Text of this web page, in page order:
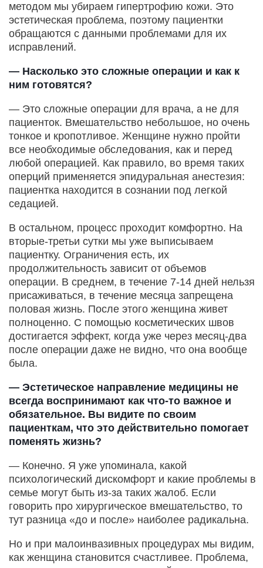
методом мы убираем гипертрофию кожи. Это
эстетическая проблема, поэтому пациентки
обращаются с данными проблемами для их
исправлений.
— Насколько это сложные операции и как к
ним готовятся?
— Это сложные операции для врача, а не для
пациенток. Вмешательство небольшое, но очень
тонкое и кропотливое. Женщине нужно пройти
все необходимые обследования, как и перед
любой операцией. Как правило, во время таких
оперций применяется эпидуральная анестезия:
пациентка находится в сознании под легкой
седацией.
В остальном, процесс проходит комфортно. На
вторые-третьи сутки мы уже выписываем
пациентку. Ограничения есть, их
продолжительность зависит от объемов
операции. В среднем, в течение 7-14 дней нельзя
присаживаться, в течение месяца запрещена
половая жизнь. После этого женщина живет
полноценно. С помощью косметических швов
достигается эффект, когда уже через месяц-два
после операции даже не видно, что она вообще
была.
— Эстетическое направление медицины не
всегда воспринимают как что-то важное и
обязательное. Вы видите по своим
пациенткам, что это действительно помогает
поменять жизнь?
— Конечно. Я уже упоминала, какой
психологический дискомфорт и какие проблемы в
семье могут быть из-за таких жалоб. Если
говорить про хирургическое вмешательство, то
тут разница «до и после» наиболее радикальна.
Но и при малоинвазивных процедурах мы видим,
как женщина становится счастливее. Проблема,